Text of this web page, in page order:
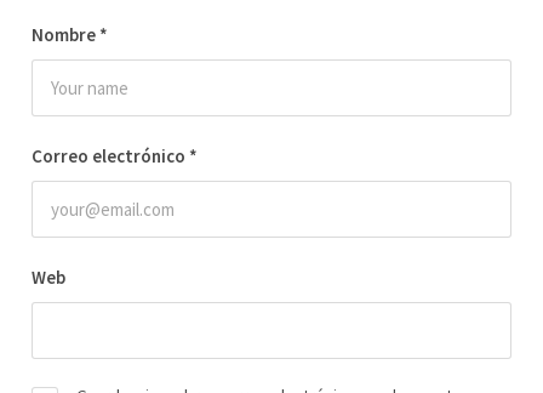
Nombre *
Correo electrónico *
Web